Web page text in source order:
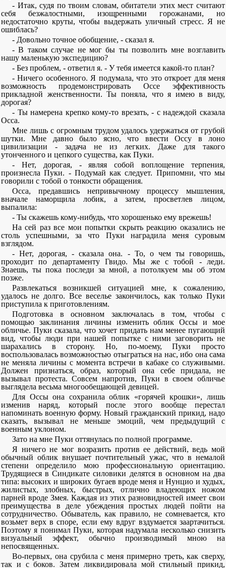
- Итак, судя по твоим словам, обитатели этих мест считают
себя безжалостными, изощренными горожанами, но
недостаточно круты, чтобы выдержать уличный стресс. Я не
ошиблась?
- Довольно точное обобщение, - сказал я.
- В таком случае не мог бы ты позволить мне возглавить
нашу маленькую экспедицию?
- Без проблем, - ответил я. - У тебя имеется какой-то план?
- Ничего особенного. Я подумала, что это откроет для меня
возможность продемонстрировать Оссе эффективность
прикладной женственности. Ты поняла, что я имею в виду,
дорогая?
- Ты намерена крепко кому-то врезать, - с надеждой сказала
Осса.
Мне лишь с огромным трудом удалось удержаться от грубой
шутки. Мне давно было ясно, что ввести Оссу в лоно
цивилизации - задача не из легких. Даже для такого
утонченного и цепкого существа, как Пуки.
- Нет, дорогая, - являя собой воплощение терпения,
произнесла Пуки. - Подумай как следует. Припомни, что мы
говорили с тобой о тонкости обращения.
Осса, предавшись непривычному процессу мышления,
вначале наморщила лобик, а затем, просветлев лицом,
выпалила:
- Ты скажешь кому-нибудь, что хорошенько ему врежешь!
На сей раз все мои попытки скрыть реакцию оказались не
столь успешными, за что Пуки наградила меня суровым
взглядом.
- Нет, дорогая, - сказала она. - То, о чем ты говоришь,
проходит по департаменту Гвидо. Мы же с тобой - леди.
Знаешь, ты пока последи за мной, а потолкуем мы об этом
позже.
Развлекаться возникшей ситуацией мне, к сожалению,
удалось не долго. Все веселье закончилось, как только Пуки
приступила к приготовлениям.
Подготовка в основном заключалась в том, чтобы с
помощью заклинания личины изменить облик Оссы и мое
обличье. Пуки сказала, что хочет придать нам менее пугающий
вид, чтобы люди при нашей попытке с ними заговорить не
шарахались в сторону. Но, по-моему, Пуки просто
воспользовалась возможностью отыграться на нас, ибо она сама
не меняла личины с момента встречи в кабаке со служивыми.
Должен признаться, образ, который она себе придала, не
вызывал протеста. Совсем напротив, Пуки в своем обличье
выглядела весьма многообещающей девицей.
Для Оссы она сохранила облик «горячей крошки», лишь
изменив наряд, который после этого вообще перестал
напоминать военную форму. Новый гражданский прикид, надо
сказать, вызывал не меньше эмоций, чем предыдущий с
военным уклоном.
Зато на мне Пуки оттянулась по полной программе.
Я ничего не мог возразить против ее действий, ведь мой
обычный облик внушает почтительный ужас, что в немалой
степени определило мою профессиональную ориентацию.
Трудящиеся в Синдикате силовики делятся в основном на два
типа: высоких и широких бугаев вроде меня и Нунцио и худых,
жилистых, злобных, быстрых, отлично владеющих ножом
парней вроде Змея. Каждая из этих разновидностей имеет свои
преимущества в деле убеждения простых людей пойти на
сотрудничество. Обыватель, как правило, не сомневается, кто
возьмет верх в споре, если ему вдруг вздумается заартачиться.
Поэтому я понимал Пуки, которая надумала несколько снизить
визуальный эффект, обычно производимый мною на
непосвященных.
Во-первых, она срубила с меня примерно треть, как сверху,
так и с боков. Затем ликвидировала мой стильный прикид,